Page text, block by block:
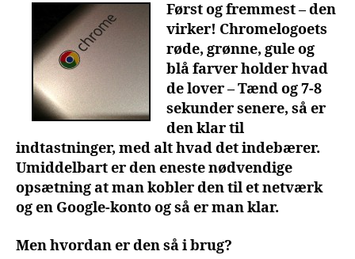
Først og fremmest – den
virker! Chromelogoets
røde, grønne, gule og
blå farver holder hvad
de lover – Tænd og 7-8
sekunder senere, så er
den klar til
indtastninger, med alt hvad det indebærer.
Umiddelbart er den eneste nødvendige
opsætning at man kobler den til et netværk
og en Google-konto og så er man klar.
Men hvordan er den så i brug?